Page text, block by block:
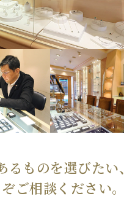
るものを選びたい、
ご相談ください。